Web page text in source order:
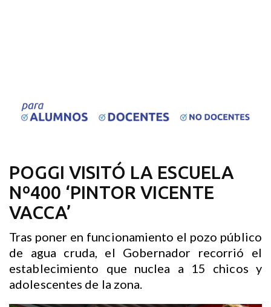
POGGI VISITÓ LA ESCUELA
Nº400 ‘PINTOR VICENTE
VACCA’
Tras poner en funcionamiento el pozo público
de agua cruda, el Gobernador recorrió el
establecimiento que nuclea a 15 chicos y
adolescentes de la zona.